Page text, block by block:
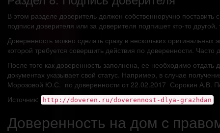
В этом разделе доверитель должен собственноручно
подписи доверителя или за доверителя подпишет кто-то
Доверенность можно сделать сразу в нескольких
которой требуется совершить действия по доверенности.
После того как доверенность заполнена, ее необходимо
документах указывает свой статус. Например, в случае
Морозовой Ю.С. по доверенности от 22.02.2017 Сорокин А.В.
Источник:
http://doveren.ru/doverennost-dlya-grazhdan
Доверенность на дом c